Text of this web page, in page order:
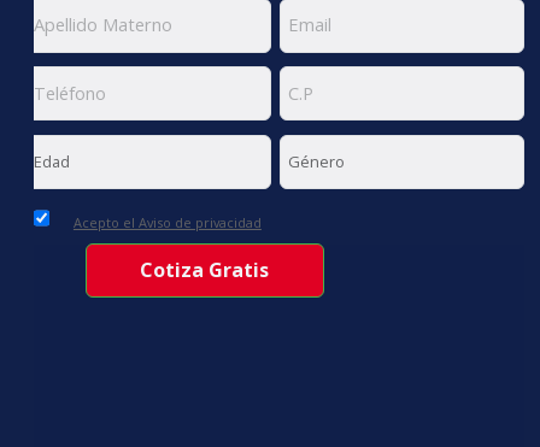
Acepto el Aviso de privacidad